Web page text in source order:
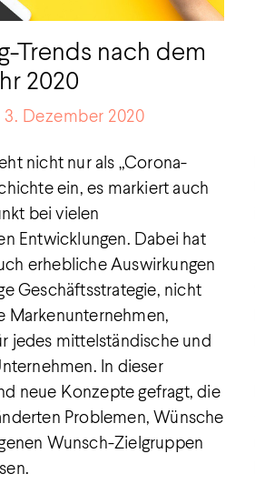
Trends nach dem
2020
3. Dezember 2020
nicht nur als „Corona-
ein, es markiert auch
bei vielen
Entwicklungen. Dabei hat
erhebliche Auswirkungen
Geschäftsstrategie, nicht
Markenunternehmen,
jedes mittelständische und
In dieser
neue Konzepte gefragt, die
Problemen, Wünsche
Wunsch-Zielgruppen